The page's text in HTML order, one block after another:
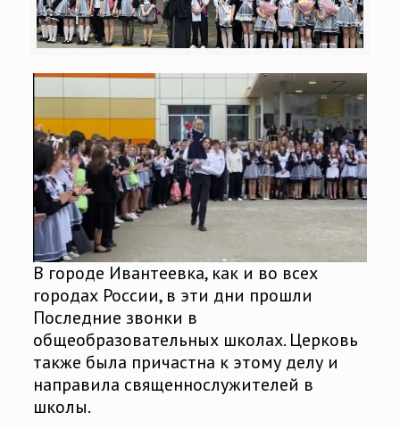
В городе Ивантеевка, как и во всех
городах России, в эти дни прошли
Последние звонки в
общеобразовательных школах. Церковь
также была причастна к этому делу и
направила священнослужителей в
школы.